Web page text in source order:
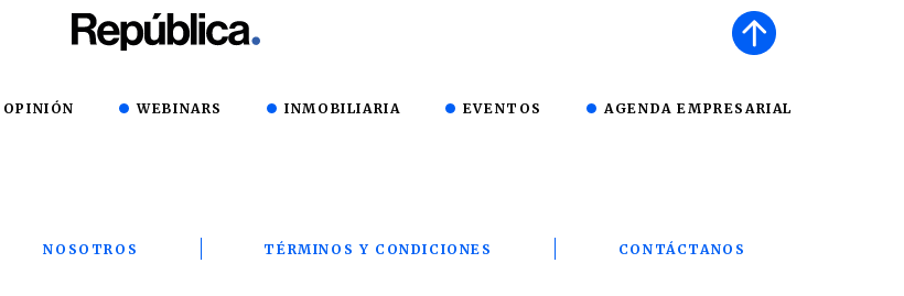
OPINIÓN WEBINARS INMOBILIARIA EVENTOS AGENDA EMPRESARIAL
NOSOTROS TÉRMINOS Y CONDICIONES CONTÁCTANOS